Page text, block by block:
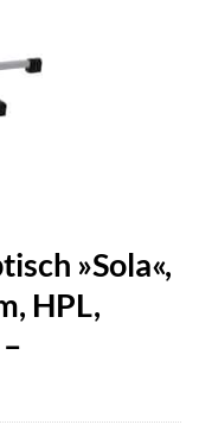
»Sola«,
HPL,